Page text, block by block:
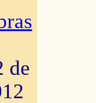
de